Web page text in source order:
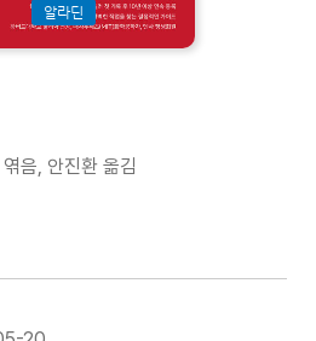
알라딘
음, 안진환 옮김